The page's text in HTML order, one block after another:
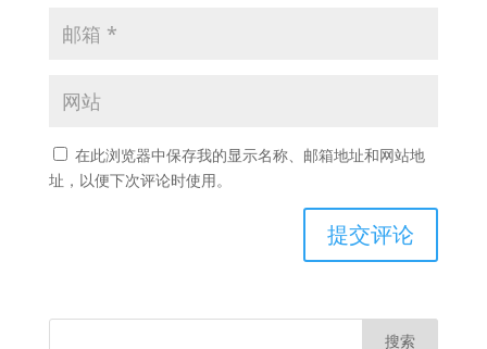
在此浏览器中保存我的显示名称、邮箱地址和网站地
址，以便下次评论时使用。